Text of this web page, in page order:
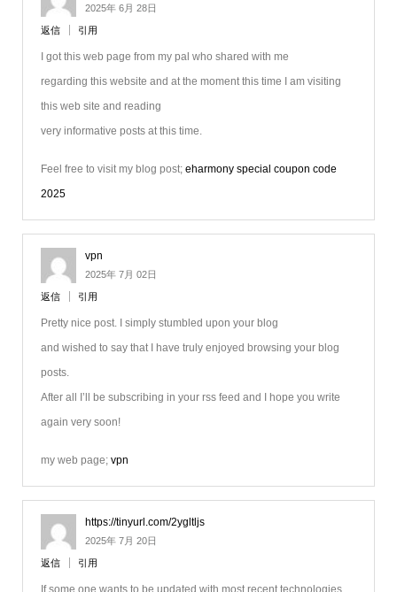
2025年 6月 28日
返信 引用
I got this web page from my pal who shared with me
regarding this website and at the moment this time I am visiting
this web site and reading
very informative posts at this time.
Feel free to visit my blog post; eharmony special coupon code
2025
vpn
2025年 7月 02日
返信 引用
Pretty nice post. I simply stumbled upon your blog
and wished to say that I have truly enjoyed browsing your blog
posts.
After all I’ll be subscribing in your rss feed and I hope you write
again very soon!
my web page; vpn
https://tinyurl.com/2ygltljs
2025年 7月 20日
返信 引用
If some one wants to be updated with most recent technologies